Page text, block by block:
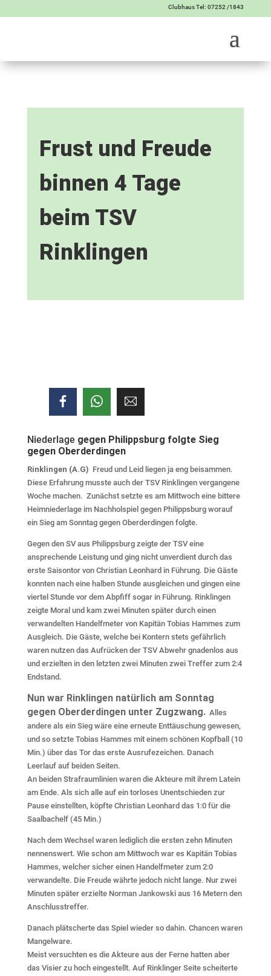
Clubhaus Tel: 07252 /1843
Frust und Freude
binnen 4 Tage
beim TSV
Rinklingen
Niederlage gegen Philippsburg folgte Sieg
gegen Oberderdingen
Rinklingen (A.G) Freud und Leid liegen ja eng beisammen.
Diese Erfahrung musste auch der TSV Rinklingen vergangene
Woche machen. Zunächst setzte es am Mittwoch eine bittere
Heimniederlage im Nachholspiel gegen Philippsburg worauf
ein Sieg am Sonntag gegen Oberderdingen folgte.
Gegen den SV aus Philippsburg zeigte der TSV eine
ansprechende Leistung und ging nicht unverdient durch das
erste Saisontor von Christian Leonhard in Führung. Die Gäste
konnten nach eine halben Stunde ausgleichen und gingen eine
viertel Stunde vor dem Abpfiff sogar in Führung. Rinklingen
zeigte Moral und kam zwei Minuten später durch einen
verwandelten Handelfmeter von Kapitän Tobias Hammes zum
Ausgleich. Die Gäste, welche bei Kontern stets gefährlich
waren nutzen das Aufrücken der TSV Abwehr gnadenlos aus
und erzielten in den letzten zwei Minuten zwei Treffer zum 2:4
Endstand.
Nun war Rinklingen natürlich am Sonntag
gegen Oberderdingen unter Zugzwang.Alles
andere als ein Sieg wäre eine erneute Enttäuschung gewesen,
und so setzte Tobias Hammes mit einem schönen Kopfball (10
Min.) über das Tor das erste Ausrufezeichen. Danach
Leerlauf auf beiden Seiten.
An beiden Strafraumlinien waren die Akteure mit ihrem Latein
am Ende. Als sich alle auf ein torloses Unentschieden zur
Pause einstellten, köpfte Christian Leonhard das 1:0 für die
Saalbachelf (45 Min.)
Nach dem Wechsel waren lediglich die ersten zehn Minuten
nennenswert. Wie schon am Mittwoch war es Kapitän Tobias
Hammes, welcher sicher einen Handelfmeter zum 2:0
verwandelte. Die Freude währte jedoch nicht lange. Nur zwei
Minuten später erzielte Norman Jankowski aus 16 Metern den
Anschlusstreffer.
Danach plätscherte das Spiel wieder so dahin. Chancen waren
Mangelware.
Meist versuchten es die Akteure aus der Ferne hatten aber
das Visier zu hoch eingestellt. Auf Rinklinger Seite scheiterte